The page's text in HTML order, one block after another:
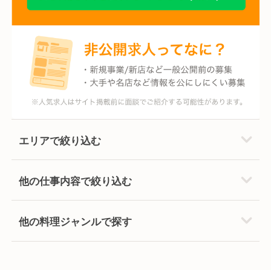
エリアで絞り込む
他の仕事内容で絞り込む
他の料理ジャンルで探す